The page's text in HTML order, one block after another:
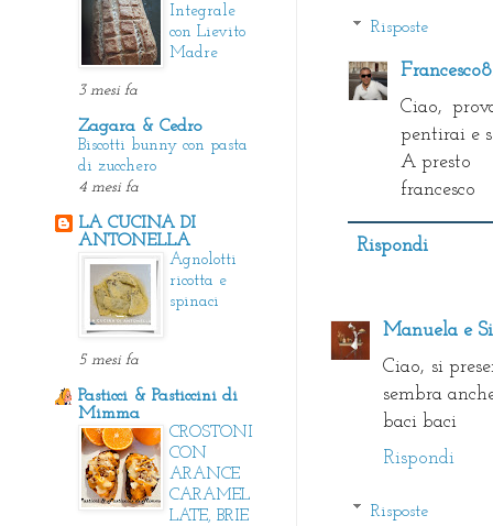
Risposte
Ciao,
pentirai e
A presto
francesco
Rispondi
Manuela e
Ciao, si
sembra
baci baci
Rispondi
Risposte
Integrale
con Lievito
Madre
3 mesi fa
Zagara & Cedro
Biscotti bunny con pasta
di zucchero
4 mesi fa
LA CUCINA DI
ANTONELLA
Agnolotti
ricotta e
spinaci
5 mesi fa
Pasticci & Pasticcini di
Mimma
CROSTONI
CON
ARANCE
CARAMEL
LATE, BRIE